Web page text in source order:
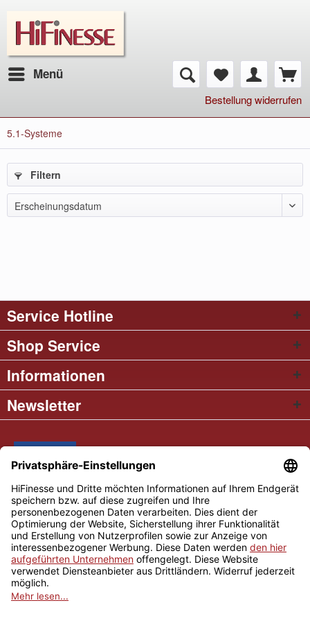
Menü
Bestellung widerrufen
5.1-Systeme
Filtern
Erscheinungsdatum
Service Hotline
Shop Service
Informationen
Newsletter
* Alle Preise inkl. gesetzl. Mehrwertsteuer
Cookie settings Händler-Login
Über uns
Kontakt und Anfahrt
Versand und Zahlungsbedingungen